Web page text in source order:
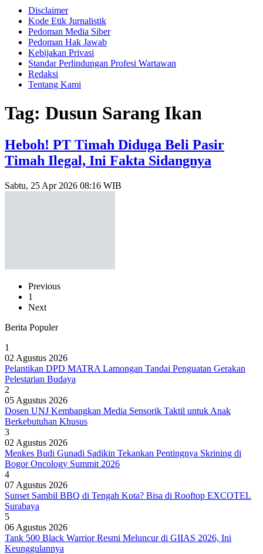
Disclaimer
Kode Etik Jurnalistik
Pedoman Media Siber
Pedoman Hak Jawab
Kebijakan Privasi
Standar Perlindungan Profesi Wartawan
Redaksi
Tentang Kami
Tag: Dusun Sarang Ikan
Heboh! PT Timah Diduga Beli Pasir
Timah Ilegal, Ini Fakta Sidangnya
Sabtu, 25 Apr 2026 08:16 WIB
Previous
1
Next
Berita Populer
1
02 Agustus 2026
Pelantikan DPD MATRA Lamongan Tandai Penguatan Gerakan
Pelestarian Budaya
2
05 Agustus 2026
Dosen UNJ Kembangkan Media Sensorik Taktil untuk Anak
Berkebutuhan Khusus
3
02 Agustus 2026
Menkes Budi Gunadi Sadikin Tekankan Pentingnya Skrining di
Bogor Oncology Summit 2026
4
07 Agustus 2026
Sunset Sambil BBQ di Tengah Kota? Bisa di Rooftop EXCOTEL
Surabaya
5
06 Agustus 2026
Tank 500 Black Warrior Resmi Meluncur di GIIAS 2026, Ini
Keunggulannya